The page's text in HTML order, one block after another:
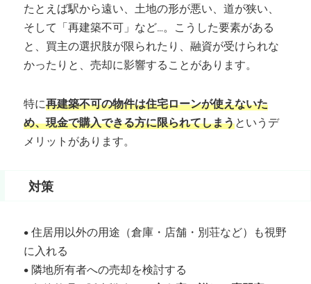
たとえば駅から遠い、土地の形が悪い、道が狭い、
そして「再建築不可」など…。こうした要素がある
と、買主の選択肢が限られたり、融資が受けられな
かったりと、売却に影響することがあります。
特に再建築不可の物件は住宅ローンが使えないた
め、現金で購入できる方に限られてしまうというデ
メリットがあります。
対策
• 住居用以外の用途（倉庫・店舗・別荘など）も視野
に入れる
• 隣地所有者への売却を検討する